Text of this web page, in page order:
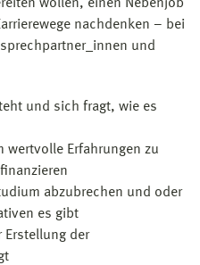
wollen, einen Nebenjob
nachdenken – bei
und
und sich fragt, wie es
wertvolle Erfahrungen zu
abzubrechen und oder
es gibt
Erstellung der